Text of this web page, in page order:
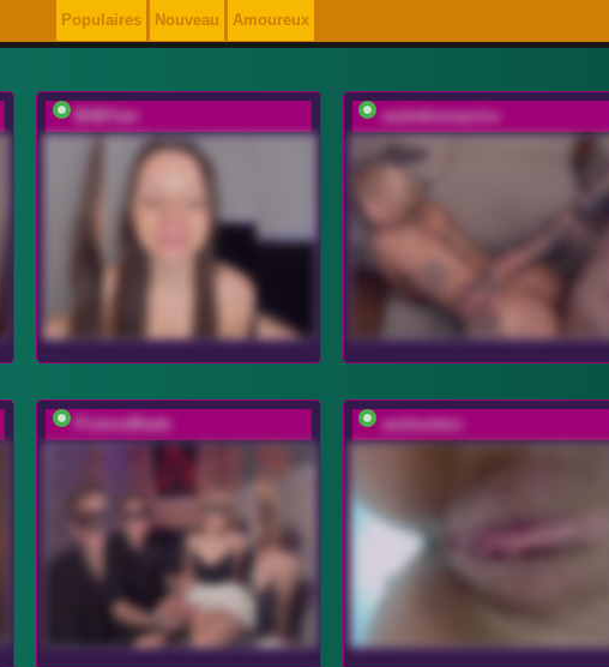
Populaires Nouveau Amoureux
BABYam sashahoneyvice
PickmeBlade sexhunters